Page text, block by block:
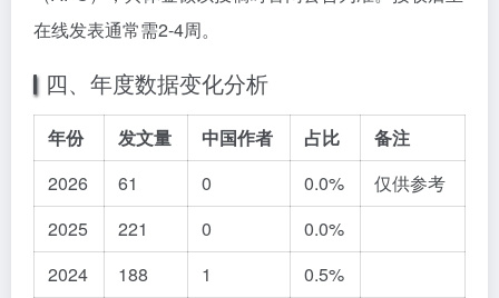
在线发表通常需2-4周。
四、年度数据变化分析
年份 发文量 中国作者 占比
备注
2026
61 0 0.0%
仅供参考
2025
221 0
0.0%
2024
188 1
0.5%